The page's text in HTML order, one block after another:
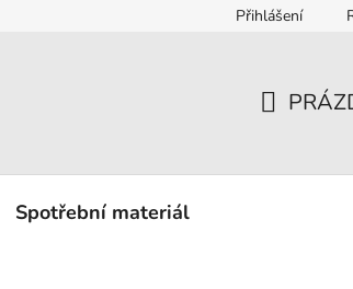
Přihlášení
KOŠÍK
Spotřební materiál